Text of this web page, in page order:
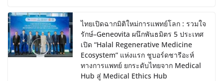
ไทยเปิดฉากมิติใหม่การแพทย์โลก : รวมใจ
รักษ์–Geneovita ผนึกพันธมิตร 5 ประเทศ
เปิด “Halal Regenerative Medicine
Ecosystem” แห่งแรก ชูบอร์ดชารีอะห์
ทางการแพทย์ ยกระดับไทยจาก Medical
Hub สู่ Medical Ethics Hub